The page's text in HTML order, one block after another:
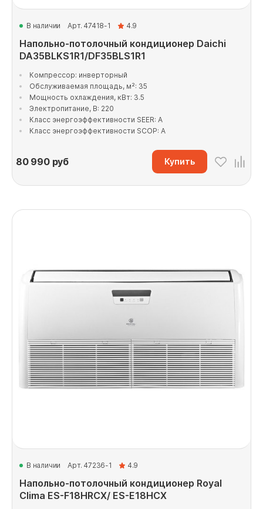
В наличии Арт. 47418-1 4.9
Напольно-потолочный кондиционер Daichi
DA35BLKS1R1/DF35BLS1R1
Компрессор: инверторный
Обслуживаемая площадь, м²: 35
Мощность охлаждения, кВт: 3.5
Электропитание, В: 220
Класс энергоэффективности SEER: A
Класс энергоэффективности SCOP: A
80 990руб Купить
В наличии Арт. 47236-1 4.9
Напольно-потолочный кондиционер Royal
Clima ES-F18HRCX/ ES-E18HCX